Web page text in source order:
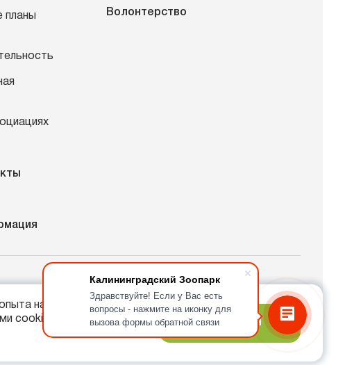
Калининградский Зоопарк
Здравствуйте! Если у Вас есть
вопросы - нажмите на иконку для
вызова формы обратной связи
на нашем сайте.
cookie.
Я согласен
планы
Волонтерство
проспект Мира, 26